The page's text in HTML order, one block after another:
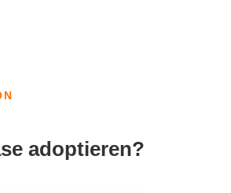
adoptieren?